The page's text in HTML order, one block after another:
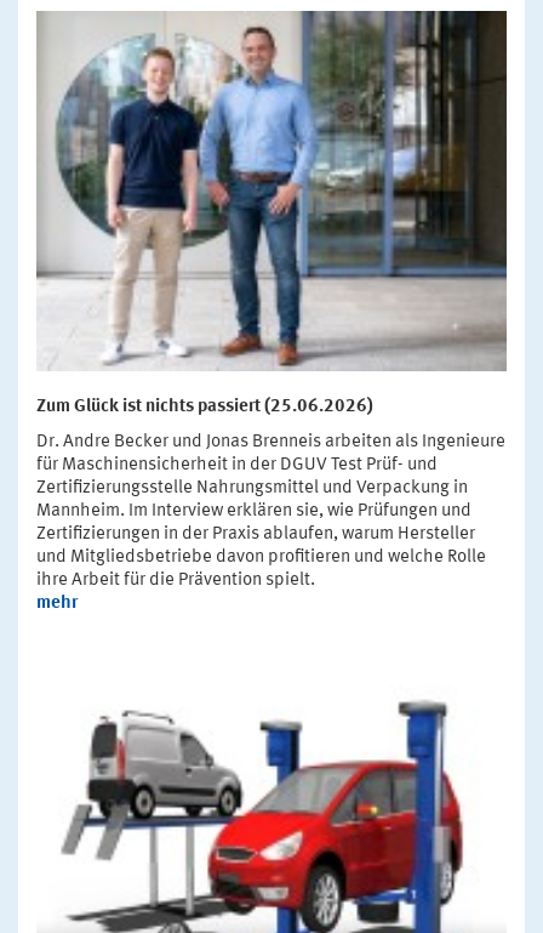
Zum Glück ist nichts passiert (25.06.2026)
Dr. Andre Becker und Jonas Brenneis arbeiten als Ingenieure
für Maschinensicherheit in der DGUV Test Prüf- und
Zertifizierungsstelle Nahrungsmittel und Verpackung in
Mannheim. Im Interview erklären sie, wie Prüfungen und
Zertifizierungen in der Praxis ablaufen, warum Hersteller
und Mitgliedsbetriebe davon profitieren und welche Rolle
ihre Arbeit für die Prävention spielt.
mehr